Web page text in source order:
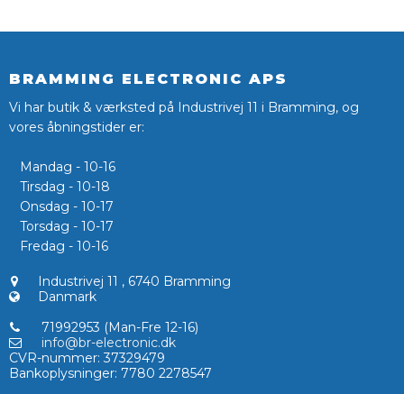
BRAMMING ELECTRONIC APS
Vi har butik & værksted på Industrivej 11 i Bramming, og
vores åbningstider er:
Mandag - 10-16
Tirsdag - 10-18
Onsdag - 10-17
Torsdag - 10-17
Fredag - 10-16
Industrivej 11 , 6740 Bramming
Danmark
71992953 (Man-Fre 12-16)
info@br-electronic.dk
CVR-nummer: 37329479
Bankoplysninger: 7780 2278547